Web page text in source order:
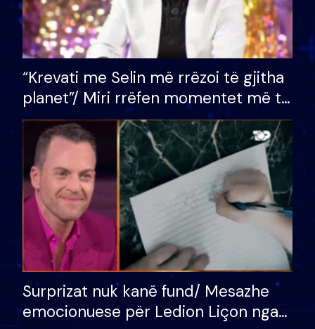
“Krevati me Selin më rrëzoi të gjitha
planet”/ Miri rrëfen momentet më të
bukura në shtëpinë e BB VIP: Do më
mungojë zilja e mëngjesit kur…
Surprizat nuk kanë fund/ Mesazhe
emocionuese për Ledion Liçon nga